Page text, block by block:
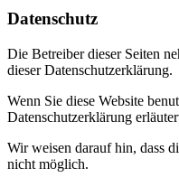
Datenschutz
Die Betreiber dieser Seiten
dieser Datenschutzerklärung.
Wenn Sie diese Website
Datenschutzerklärung
Wir weisen darauf hin, dass
nicht möglich.